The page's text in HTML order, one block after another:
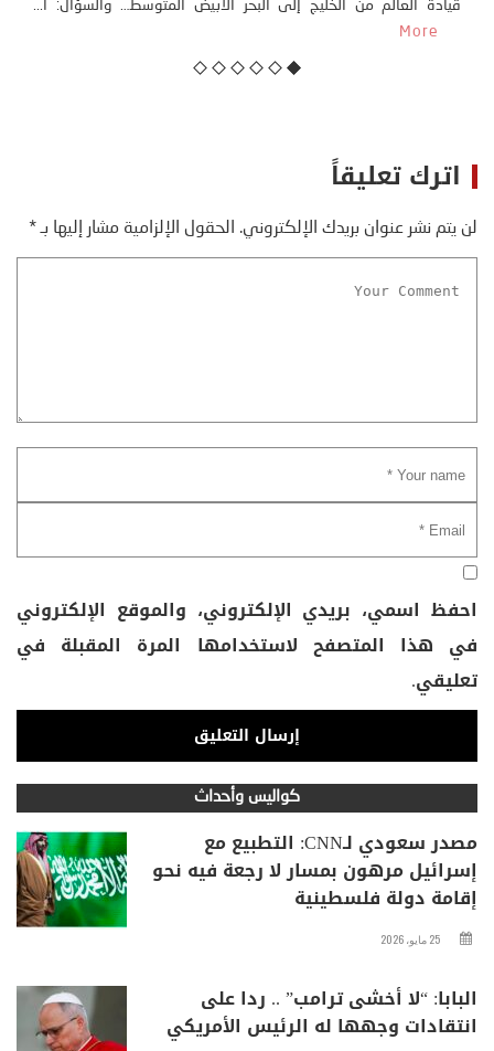
سبتة، الواقعة تحت الاحتلال الإسباني، على أمل الوصول إلى...
More
اترك تعليقاً
لن يتم نشر عنوان بريدك الإلكتروني. الحقول الإلزامية مشار إليها بـ*
احفظ اسمي، بريدي الإلكتروني، والموقع الإلكتروني
في هذا المتصفح لاستخدامها المرة المقبلة في
تعليقي.
كواليس وأحداث
مصدر سعودي لـCNN: التطبيع مع
إسرائيل مرهون بمسار لا رجعة فيه نحو
إقامة دولة فلسطينية
25 مايو، 2026
البابا: “لا أخشى ترامب” .. ردا على
انتقادات وجهها له الرئيس الأمريكي